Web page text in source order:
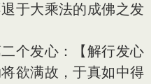
于大乘法的成佛之发
个发心：【解行发心
欲满故，于真如中得